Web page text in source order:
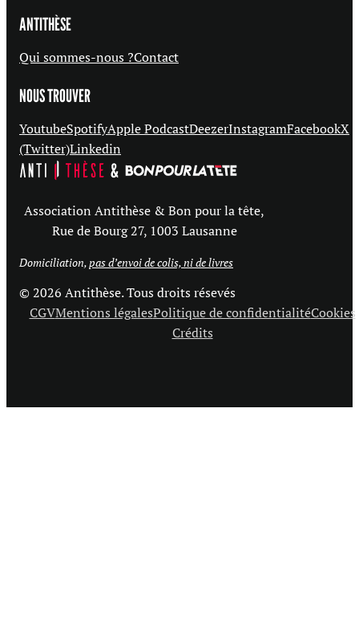
ANTITHÈSE
Qui sommes-nous ?Contact
NOUS TROUVER
YoutubeSpotifyApple PodcastDeezerInstagramFacebookX
(Twitter)Linkedin
Association Antithèse & Bon pour la tête,
Rue de Bourg 27, 1003 Lausanne
Domiciliation,pas d’envoi de colis, ni de livres
© 2026 Antithèse. Tous droits résevés
CGVMentions légalesPolitique de confidentialitéCookies
Crédits